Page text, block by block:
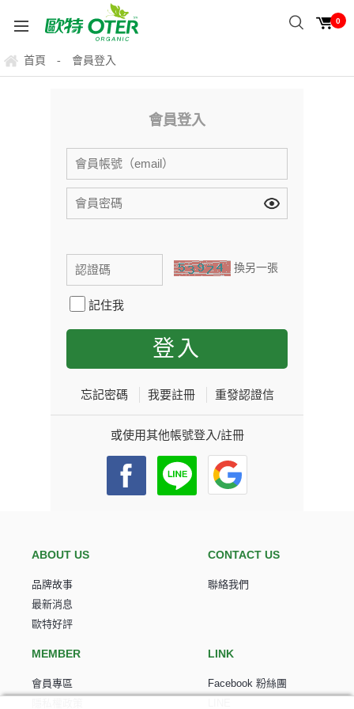
0
首頁 - 會員登入
會員登入
換另一張
記住我
忘記密碼 我要註冊 重發認證信
或使用其他帳號登入/註冊
ABOUT US
品牌故事
最新消息
歐特好評
CONTACT US
聯絡我們
MEMBER
會員專區
LINK
Facebook 粉絲團